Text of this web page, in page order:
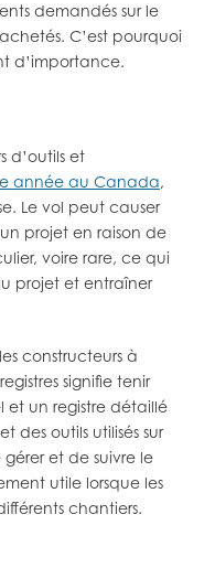
demandés sur le
C’est pourquoi
d’importance.
d’outils et
année au Canada,
Le vol peut causer
projet en raison de
voire rare, ce qui
projet et entraîner
constructeurs à
signifie tenir
et un registre détaillé
des outils utilisés sur
gérer et de suivre le
utile lorsque les
chantiers.